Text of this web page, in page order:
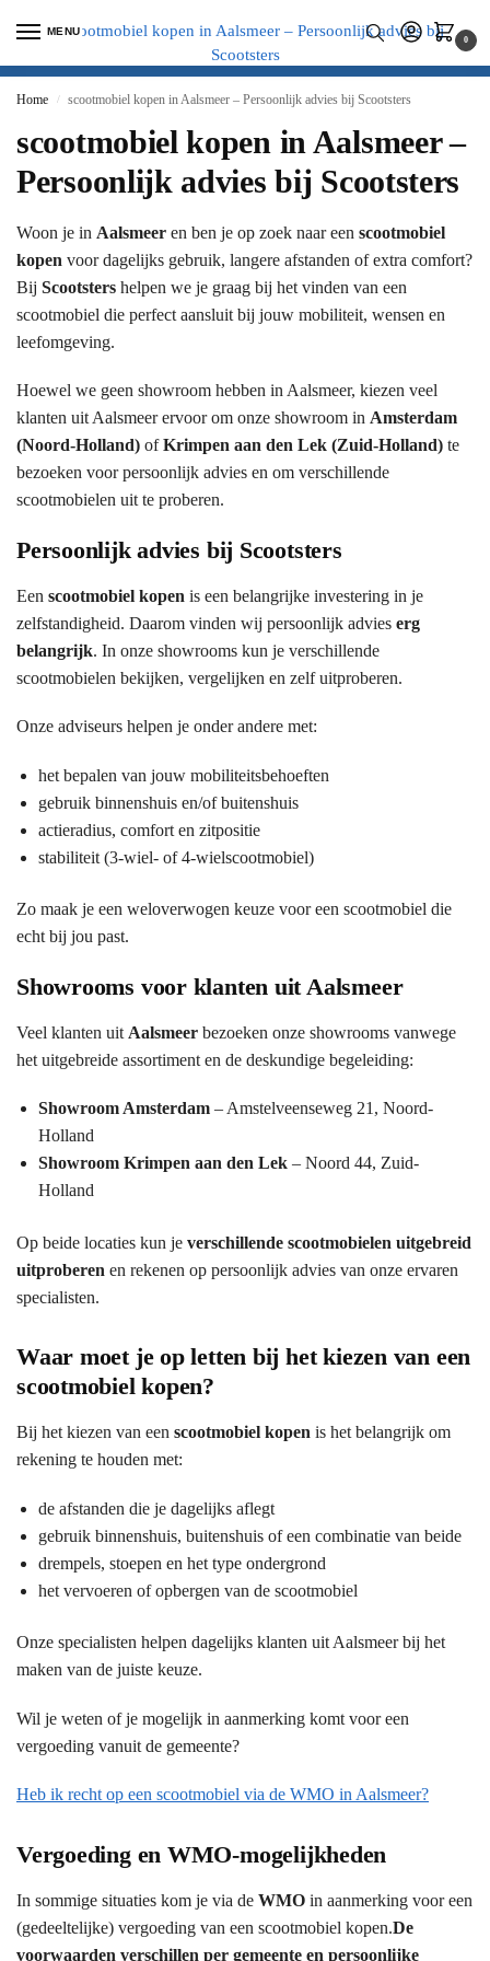
MENU
0
Home / scootmobiel kopen in Aalsmeer – Persoonlijk advies bij Scootsters
scootmobiel kopen in Aalsmeer –
Persoonlijk advies bij Scootsters
Woon je in Aalsmeer en ben je op zoek naar een scootmobiel
kopen voor dagelijks gebruik, langere afstanden of extra comfort?
Bij Scootsters helpen we je graag bij het vinden van een
scootmobiel die perfect aansluit bij jouw mobiliteit, wensen en
leefomgeving.
Hoewel we geen showroom hebben in Aalsmeer, kiezen veel
klanten uit Aalsmeer ervoor om onze showroom in Amsterdam
(Noord-Holland) ofKrimpen aan den Lek (Zuid-Holland) te
bezoeken voor persoonlijk advies en om verschillende
scootmobielen uit te proberen.
Persoonlijk advies bij Scootsters
Een scootmobiel kopen is een belangrijke investering in je
zelfstandigheid. Daarom vinden wij persoonlijk advies erg
belangrijk. In onze showrooms kun je verschillende
scootmobielen bekijken, vergelijken en zelf uitproberen.
Onze adviseurs helpen je onder andere met:
het bepalen van jouw mobiliteitsbehoeften
gebruik binnenshuis en/of buitenshuis
actieradius, comfort en zitpositie
stabiliteit (3-wiel- of 4-wielscootmobiel)
Zo maak je een weloverwogen keuze voor een scootmobiel die
echt bij jou past.
Showrooms voor klanten uit Aalsmeer
Veel klanten uit Aalsmeer bezoeken onze showrooms vanwege
het uitgebreide assortiment en de deskundige begeleiding:
Showroom Amsterdam – Amstelveenseweg 21, Noord-
Holland
Showroom Krimpen aan den Lek – Noord 44, Zuid-
Holland
Op beide locaties kun je verschillende scootmobielen uitgebreid
uitproberen en rekenen op persoonlijk advies van onze ervaren
specialisten.
Waar moet je op letten bij het kiezen van een
scootmobiel kopen?
Bij het kiezen van een scootmobiel kopen is het belangrijk om
rekening te houden met:
de afstanden die je dagelijks aflegt
gebruik binnenshuis, buitenshuis of een combinatie van beide
drempels, stoepen en het type ondergrond
het vervoeren of opbergen van de scootmobiel
Onze specialisten helpen dagelijks klanten uit Aalsmeer bij het
maken van de juiste keuze.
Wil je weten of je mogelijk in aanmerking komt voor een
vergoeding vanuit de gemeente?
Heb ik recht op een scootmobiel via de WMO in Aalsmeer?
Vergoeding en WMO-mogelijkheden
In sommige situaties kom je via de WMO in aanmerking voor een
(gedeeltelijke) vergoeding van een scootmobiel kopen.De
voorwaarden verschillen per gemeente en persoonlijke